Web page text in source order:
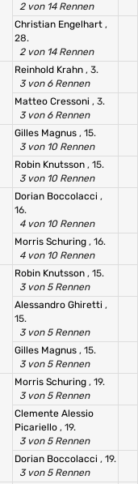
2 von 14 Rennen
Christian Engelhart ,
28.
2 von 14 Rennen
Reinhold Krahn , 3.
3 von 6 Rennen
Matteo Cressoni , 3.
3 von 6 Rennen
Gilles Magnus , 15.
3 von 10 Rennen
Robin Knutsson , 15.
3 von 10 Rennen
Dorian Boccolacci ,
16.
4 von 10 Rennen
Morris Schuring , 16.
4 von 10 Rennen
Robin Knutsson , 15.
3 von 5 Rennen
Alessandro Ghiretti ,
15.
3 von 5 Rennen
Gilles Magnus , 15.
3 von 5 Rennen
Morris Schuring , 19.
3 von 5 Rennen
Clemente Alessio
Picariello , 19.
3 von 5 Rennen
Dorian Boccolacci , 19.
3 von 5 Rennen